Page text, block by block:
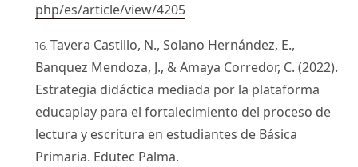
php/es/article/view/4205
Tavera Castillo, N., Solano Hernández, E.,
Banquez Mendoza, J., & Amaya Corredor, C. (2022).
Estrategia didáctica mediada por la plataforma
educaplay para el fortalecimiento del proceso de
lectura y escritura en estudiantes de Básica
Primaria. Edutec Palma.